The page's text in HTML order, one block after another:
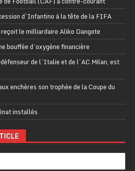
d’Infantino à la tête de la FIFA
le milliardaire Aliko Dangote
bouffée d’oxygène financière
de l’Italie et de l’AC Milan, est
enchères son trophée de la Coupe du
installés